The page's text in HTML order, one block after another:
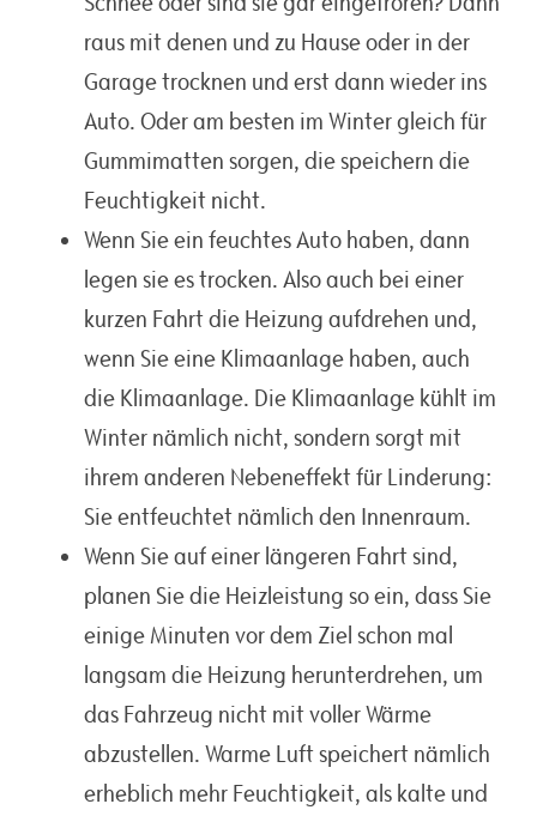
raus mit denen und zu Hause oder in der
Garage trocknen und erst dann wieder ins
Auto. Oder am besten im Winter gleich für
Gummimatten sorgen, die speichern die
Feuchtigkeit nicht.
Wenn Sie ein feuchtes Auto haben, dann
legen sie es trocken. Also auch bei einer
kurzen Fahrt die Heizung aufdrehen und,
wenn Sie eine Klimaanlage haben, auch
die Klimaanlage. Die Klimaanlage kühlt im
Winter nämlich nicht, sondern sorgt mit
ihrem anderen Nebeneffekt für Linderung:
Sie entfeuchtet nämlich den Innenraum.
Wenn Sie auf einer längeren Fahrt sind,
planen Sie die Heizleistung so ein, dass Sie
einige Minuten vor dem Ziel schon mal
langsam die Heizung herunterdrehen, um
das Fahrzeug nicht mit voller Wärme
abzustellen. Warme Luft speichert nämlich
erheblich mehr Feuchtigkeit, als kalte und